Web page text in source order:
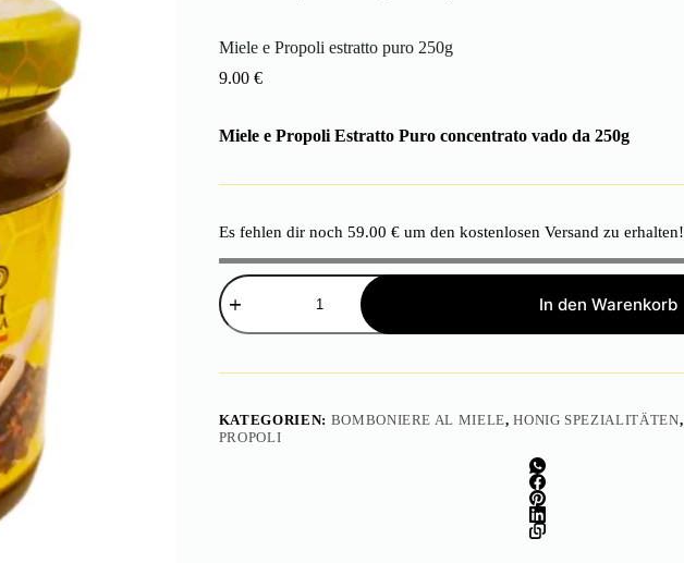
Miele e Propoli estratto puro 250g
9.00 €
Miele e Propoli Estratto Puro concentrato vado da 250g
Es fehlen dir noch 59.00 €um den kostenlosen Versand zu erhalten!
Miele
e
Propoli
estratto
250g
In den Warenkorb
KATEGORIEN: BOMBONIERE AL MIELE,HONIG SPEZIALITÄTEN,
PROPOLI